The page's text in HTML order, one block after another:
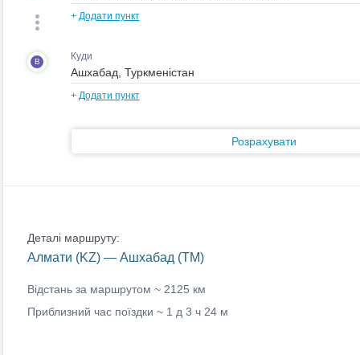
+ Додати пункт
B Куди
+ Додати пункт
Розрахувати
Деталі маршруту:
Алмати (KZ) — Ашхабад (TM)
Відстань за маршрутом ~ 2125 км
Приблизний час поїздки ~ 1 д 3 ч 24 м